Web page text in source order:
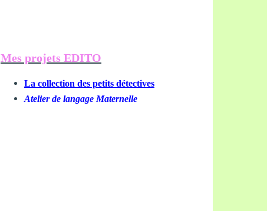
Mes projets EDITO
La collection des petits détectives
Atelier de langage Maternelle